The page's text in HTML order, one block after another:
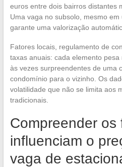
euros entre dois bairros distantes
Uma vaga no subsolo, mesmo
garante uma valorização
Fatores locais, regulamento de
taxas anuais: cada elemento
às vezes surpreendentes de uma
condomínio para o vizinho. Os
volatilidade que não se limita aos
tradicionais.
Compreender os
influenciam o
vaga de